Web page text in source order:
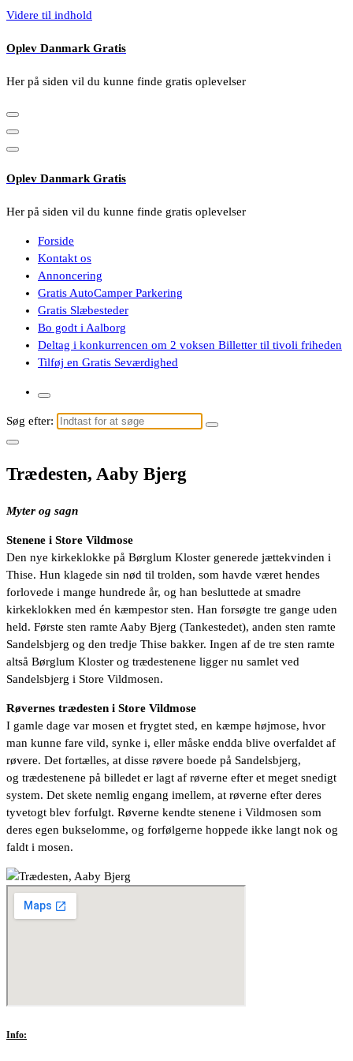
Videre til indhold
Oplev Danmark Gratis
Her på siden vil du kunne finde gratis oplevelser
Oplev Danmark Gratis
Her på siden vil du kunne finde gratis oplevelser
Forside
Kontakt os
Annoncering
Gratis AutoCamper Parkering
Gratis Slæbesteder
Bo godt i Aalborg
Deltag i konkurrencen om 2 voksen Billetter til tivoli friheden
Tilføj en Gratis Seværdighed
Søg efter:
Trædesten, Aaby Bjerg
Myter og sagn
Stenene i Store Vildmose
Den nye kirkeklokke på Børglum Kloster generede jættekvinden i
Thise. Hun klagede sin nød til trolden, som havde været hendes
forlovede i mange hundrede år, og han besluttede at smadre
kirkeklokken med én kæmpestor sten. Han forsøgte tre gange uden
held. Første sten ramte Aaby Bjerg (Tankestedet), anden sten ramte
Sandelsbjerg og den tredje Thise bakker. Ingen af de tre sten ramte
altså Børglum Kloster og trædestenene ligger nu samlet ved
Sandelsbjerg i Store Vildmosen.
Røvernes trædesten i Store Vildmose
I gamle dage var mosen et frygtet sted, en kæmpe højmose, hvor
man kunne fare vild, synke i, eller måske endda blive overfaldet af
røvere. Det fortælles, at disse røvere boede på Sandelsbjerg,
og trædestenene på billedet er lagt af røverne efter et meget snedigt
system. Det skete nemlig engang imellem, at røverne efter deres
tyvetogt blev forfulgt. Røverne kendte stenene i Vildmosen som
deres egen bukselomme, og forfølgerne hoppede ikke langt nok og
faldt i mosen.
Info: